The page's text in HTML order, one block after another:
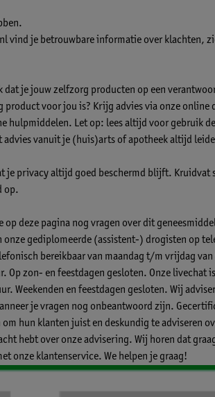
vind je betrouwbare informatie over klachten,
dat je jouw zelfzorg producten op een
voor jou is? Krijg advies via onze online
hulpmiddelen. Let op: lees altijd voor gebruik
advies vanuit je (huis)arts of apotheek altijd
je privacy altijd goed beschermd blijft. Kruidvat
op.
op deze pagina nog vragen over dit
onze gediplomeerde (assistent-) drogisten op
bereikbaar van maandag t/m vrijdag
Op zon- en feestdagen gesloten. Onze livechat
Weekenden en feestdagen gesloten. Wij
je vragen nog onbeantwoord zijn.
om hun klanten juist en deskundig te adviseren
hebt over onze advisering. Wij horen dat
onze klantenservice. We helpen je graag!